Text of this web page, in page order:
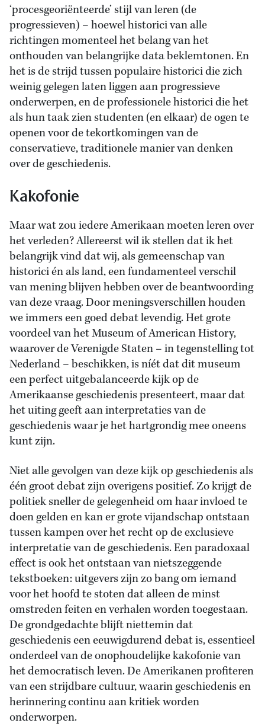
‘procesgeoriënteerde’ stijl van leren (de
progressieven) – hoewel historici van alle
richtingen momenteel het belang van het
onthouden van belangrijke data beklemtonen. En
het is de strijd tussen populaire historici die zich
weinig gelegen laten liggen aan progressieve
onderwerpen, en de professionele historici die het
als hun taak zien studenten (en elkaar) de ogen te
openen voor de tekortkomingen van de
conservatieve, traditionele manier van denken
over de geschiedenis.
Kakofonie
Maar wat zou iedere Amerikaan moeten leren over
het verleden? Allereerst wil ik stellen dat ik het
belangrijk vind dat wij, als gemeenschap van
historici én als land, een fundamenteel verschil
van mening blijven hebben over de beantwoording
van deze vraag. Door meningsverschillen houden
we immers een goed debat levendig. Het grote
voordeel van het Museum of American History,
waarover de Verenigde Staten – in tegenstelling tot
Nederland – beschikken, is níét dat dit museum
een perfect uitgebalanceerde kijk op de
Amerikaanse geschiedenis presenteert, maar dat
het uiting geeft aan interpretaties van de
geschiedenis waar je het hartgrondig mee oneens
kunt zijn.
Niet alle gevolgen van deze kijk op geschiedenis als
één groot debat zijn overigens positief. Zo krijgt de
politiek sneller de gelegenheid om haar invloed te
doen gelden en kan er grote vijandschap ontstaan
tussen kampen over het recht op de exclusieve
interpretatie van de geschiedenis. Een paradoxaal
effect is ook het ontstaan van nietszeggende
tekstboeken: uitgevers zijn zo bang om iemand
voor het hoofd te stoten dat alleen de minst
omstreden feiten en verhalen worden toegestaan.
De grondgedachte blijft niettemin dat
geschiedenis een eeuwigdurend debat is, essentieel
onderdeel van de onophoudelijke kakofonie van
het democratisch leven. De Amerikanen profiteren
van een strijdbare cultuur, waarin geschiedenis en
herinnering continu aan kritiek worden
onderworpen.